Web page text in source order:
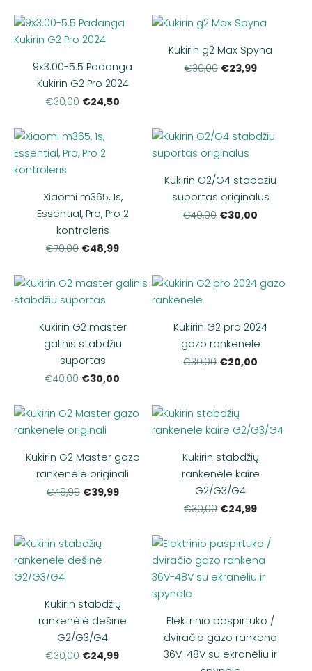
9x3.00-5.5 Padanga
Kukirin G2 Pro 2024
€30,00 €24,50
Kukirin g2 Max Spyna
€30,00 €23,99
Xiaomi m365, 1s,
Essential, Pro, Pro 2
kontroleris
€70,00 €48,99
Kukirin G2/G4 stabdžiu
suportas originalus
€40,00 €30,00
Kukirin G2 master
galinis stabdžiu
suportas
€40,00 €30,00
Kukirin G2 pro 2024
gazo rankenele
€30,00 €20,00
Kukirin G2 Master gazo
rankenėlė originali
€49,99 €39,99
Kukirin stabdžių
rankenėlė kairė
G2/G3/G4
€30,00 €24,99
Kukirin stabdžių
rankenėlė dešinė
G2/G3/G4
€30,00 €24,99
Elektrinio paspirtuko /
dviračio gazo rankena
36V-48V su ekranėliu ir